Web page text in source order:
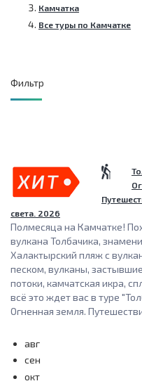
Камчатка
Все туры по Камчатке
Фильтр
света. 2026
Полмесяца на Камчатке!
вулкана Толбачика,
Халактырский пляж с
песком, вулканы,
потоки, камчатская икра,
всё это ждет вас в туре
Огненная земля.
авг
сен
окт